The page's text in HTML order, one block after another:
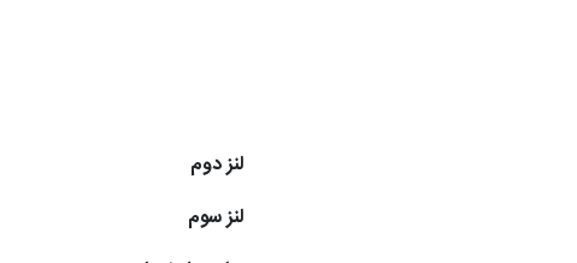
لنز دوم
لنز سوم